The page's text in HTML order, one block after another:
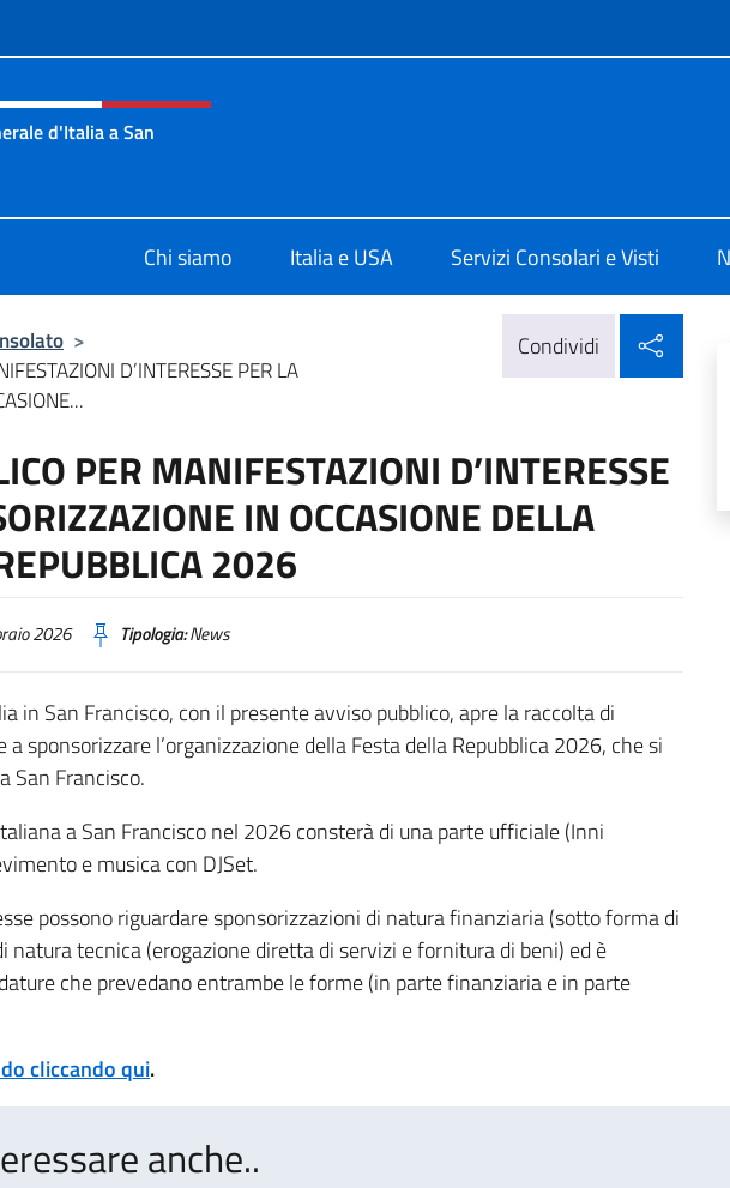
e menù
d'Italia a San
Chi siamo Italia e USA Servizi Consolari e Visti
>
D’INTERESSE PER LA
Condividi
PER MANIFESTAZIONI D’INTERESSE
IN OCCASIONE DELLA
2026
2026 Tipologia:News
in San Francisco, con il presente avviso pubblico, apre la raccolta di
sponsorizzare l’organizzazione della Festa della Repubblica 2026, che si
San Francisco.
a San Francisco nel 2026 consterà di una parte ufficiale (Inni
e musica con DJSet.
possono riguardare sponsorizzazioni di natura finanziaria (sotto forma di
natura tecnica (erogazione diretta di servizi e fornitura di beni) ed è
che prevedano entrambe le forme (in parte finanziaria e in parte
cliccando qui.
anche..